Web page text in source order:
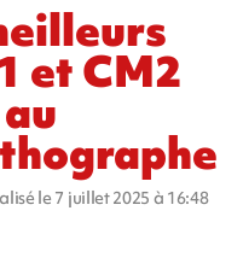
et CM2
le 7 juillet 2025 à 16:48